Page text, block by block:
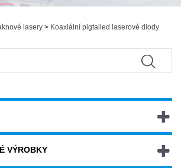
lasery > Koaxiální pigtailed laserové diody
VÝROBKY